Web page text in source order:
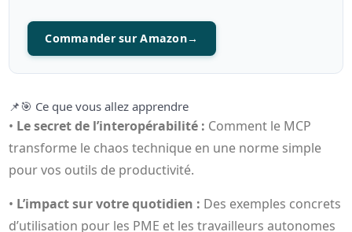
Commander sur Amazon→
📌 🎯 Ce que vous allez apprendre
• Le secret de l’interopérabilité : Comment le MCP
transforme le chaos technique en une norme simple
pour vos outils de productivité.
• L’impact sur votre quotidien : Des exemples concrets
d’utilisation pour les PME et les travailleurs autonomes